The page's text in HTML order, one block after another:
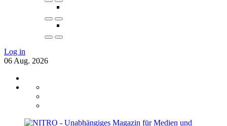
Log in
06 Aug. 2026